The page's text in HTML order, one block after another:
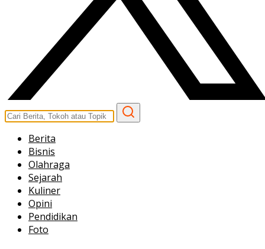
Berita
Bisnis
Olahraga
Sejarah
Kuliner
Opini
Pendidikan
Foto